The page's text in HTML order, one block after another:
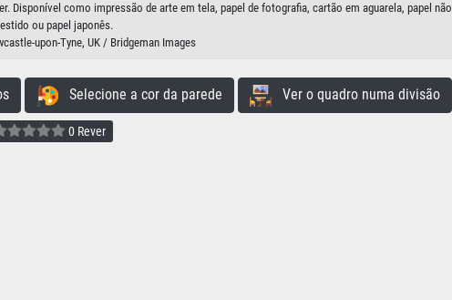
Disponível como impressão de arte em tela, papel de fotografia, cartão em aguarela, papel não
ou papel japonês.
upon-Tyne, UK / Bridgeman Images
Selecione a cor da parede Ver o quadro numa divisão
0 Rever